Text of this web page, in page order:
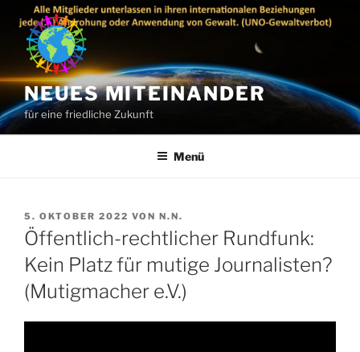
Inhalt
springen
NEUES MITEINANDER
für eine friedliche Zukunft
Menü
VERÖFFENTLICHT
AM
5. OKTOBER 2022 VON N.N.
Öffentlich-rechtlicher Rundfunk:
Kein Platz für mutige Journalisten?
(Mutigmacher e.V.)